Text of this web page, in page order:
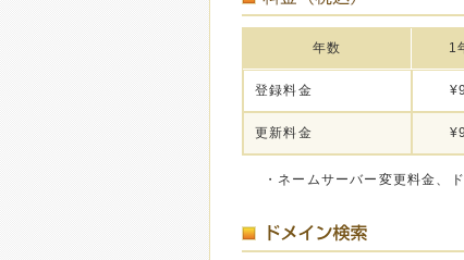
年数 1
登録料金
更新料金
・ネームサーバー変更料金、